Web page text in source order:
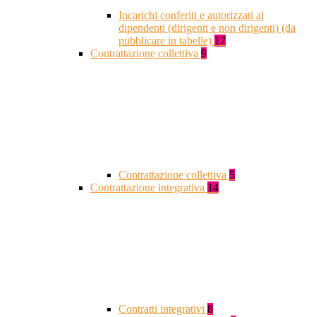
Incarichi conferiti e autorizzati ai
dipendenti (dirigenti e non dirigenti) (da
pubblicare in tabelle) 17
Contrattazione collettiva 9
Contrattazione collettiva 5
Contrattazione integrativa 14
Contratti integrativi 8